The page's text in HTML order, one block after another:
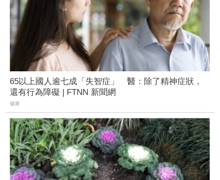
65以上國人逾七成「失智症」 醫：除了精神症狀，
還有行為障礙 | FTNN 新聞網
健康